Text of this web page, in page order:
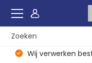
Wij verwerken